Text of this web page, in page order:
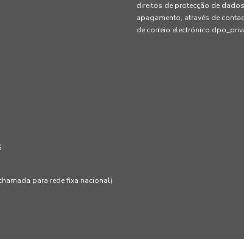
direitos de protecção de
apagamento, através de
de correio electrónico
para rede fixa nacional)